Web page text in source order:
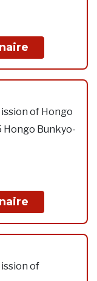
of Hongo
Hongo Bunkyo-
of